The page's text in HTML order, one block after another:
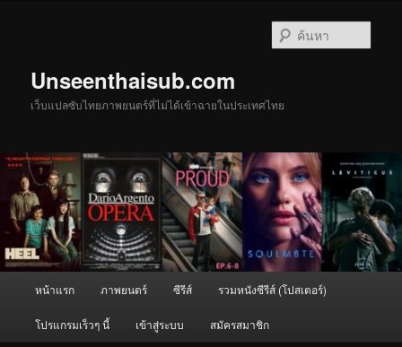
Unseenthaisub.com
เว็บแปลซับไทยภาพยนตร์ที่ไม่ได้เข้าฉายในประเทศไทย
หน้าแรก ภาพยนตร์ ซีรีส์ รวมหนังซีรีส์ (โปสเตอร์)
โปรแกรมเร็วๆ นี้ เข้าสู่ระบบ สมัครสมาชิก